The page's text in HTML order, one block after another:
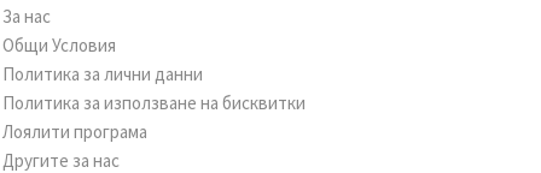
За нас
Общи Условия
Политика за лични данни
Политика за използване на бисквитки
Лоялити програма
Другите за нас